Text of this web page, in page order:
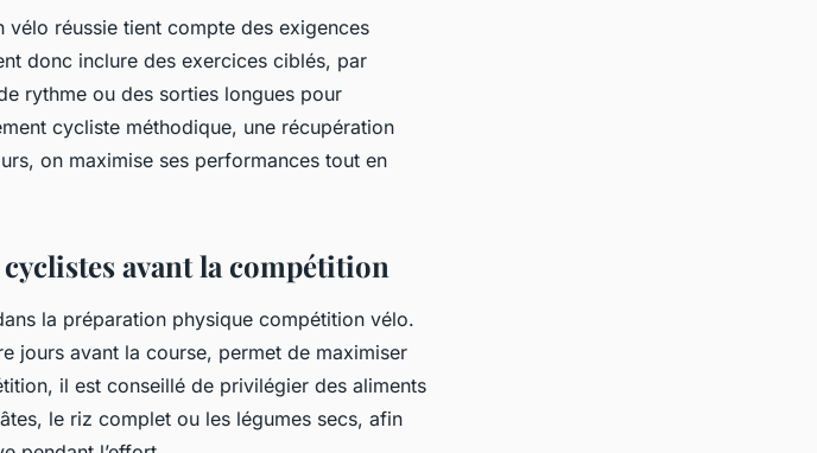
réussie tient compte des exigences
donc inclure des exercices ciblés, par
rythme ou des sorties longues pour
cycliste méthodique, une récupération
on maximise ses performances tout en
avant la compétition
la préparation physique compétition vélo.
jours avant la course, permet de maximiser
il est conseillé de privilégier des aliments
le riz complet ou les légumes secs, afin